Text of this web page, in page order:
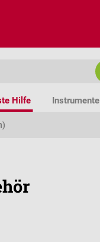
Hilfe Instrumente